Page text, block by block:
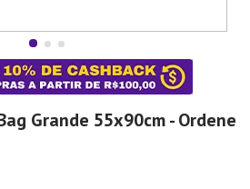
Grande 55x90cm - Ordene